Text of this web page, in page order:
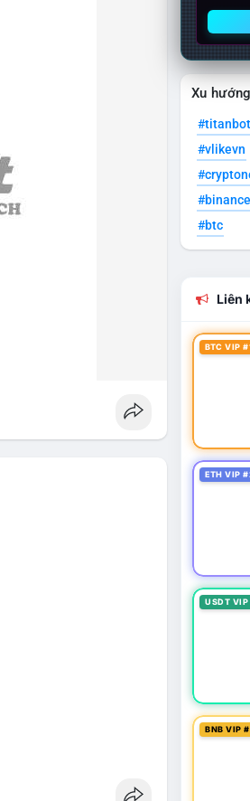
Xu
#titanbot
#vlikevn
#btc
Liên
BTC VIP
ETH VIP
USDT
BNB VIP